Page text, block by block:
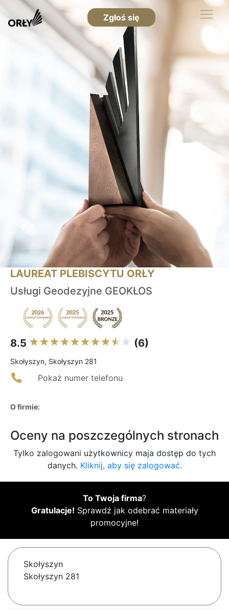
Zgłoś się
LAUREAT PLEBISCYTU ORŁY
Usługi Geodezyjne GEOKŁOS
8.5 (6)
Skołyszyn, Skołyszyn 281
Pokaż numer telefonu
O firmie:
Oceny na poszczególnych stronach
Tylko zalogowani użytkownicy maja dostęp do tych
danych. Kliknij, aby się zalogować.
To Twoja firma?
Gratulacje! Sprawdź jak odebrać materiały
promocyjne!
Skołyszyn
Skołyszyn 281